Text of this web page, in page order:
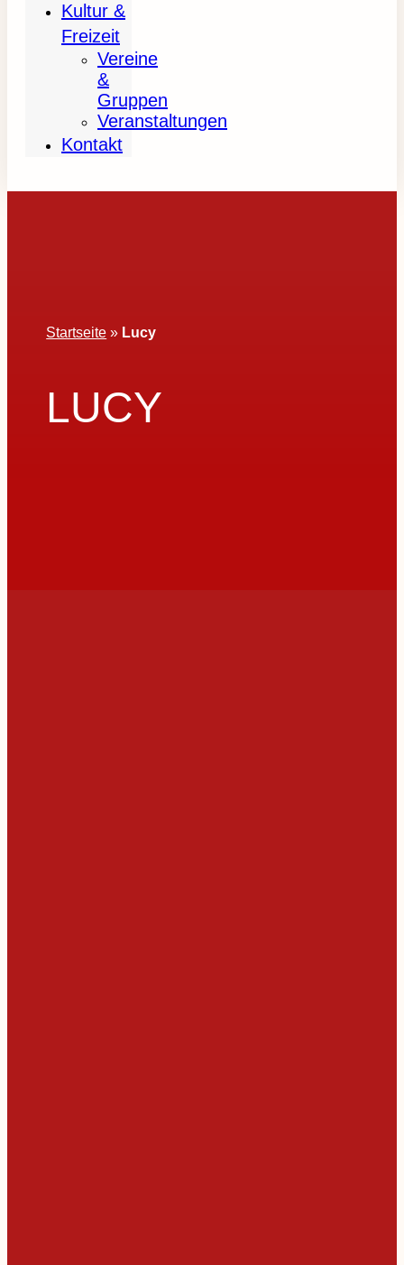
Kultur &
Freizeit
Vereine
&
Gruppen
Veranstaltungen
Kontakt
Startseite » Lucy
LUCY